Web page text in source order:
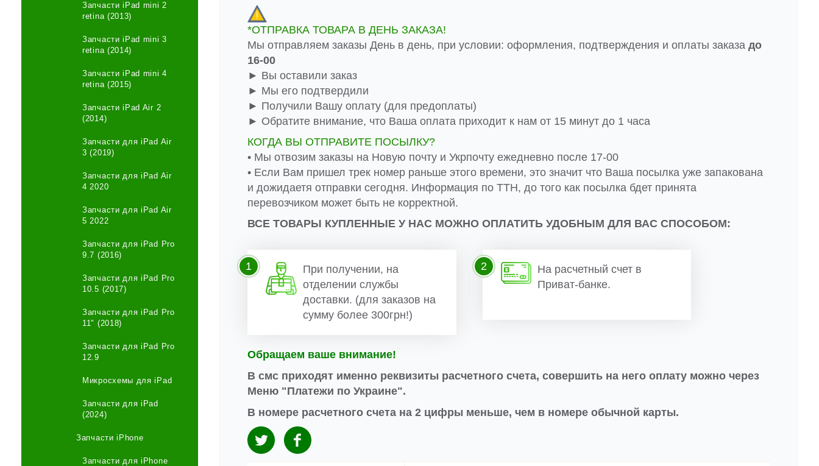
Запчасти iPad mini 2
retina (2013)
Запчасти iPad mini 3
retina (2014)
Запчасти iPad mini 4
retina (2015)
Запчасти iPad Air 2
(2014)
Запчасти для iPad Air
3 (2019)
Запчасти для iPad Air
4 2020
Запчасти для iPad Air
5 2022
Запчасти для iPad Pro
9.7 (2016)
Запчасти для iPad Pro
10.5 (2017)
Запчасти для iPad Pro
11" (2018)
Запчасти для iPad Pro
12.9
Микросхемы для iPad
Запчасти для iPad
(2024)
Запчасти iPhone
Запчасти для iPhone
*ОТПРАВКА ТОВАРА В ДЕНЬ ЗАКАЗА!
Мы отправляем заказы День в день, при условии: оформления, подтверждения и оплаты заказа до
16-00
► Вы оставили заказ
► Мы его подтвердили
► Получили Вашу оплату (для предоплаты)
► Обратите внимание, что Ваша оплата приходит к нам от 15 минут до 1 часа
КОГДА ВЫ ОТПРАВИТЕ ПОСЫЛКУ?
• Мы отвозим заказы на Новую почту и Укрпочту ежедневно после 17-00
• Если Вам пришел трек номер раньше этого времени, это значит что Ваша посылка уже запакована
и дожидаетя отправки сегодня. Информация по ТТН, до того как посылка бдет принята
перевозчиком может быть не корректной.
ВСЕ ТОВАРЫ КУПЛЕННЫЕ У НАС МОЖНО ОПЛАТИТЬ УДОБНЫМ ДЛЯ ВАС СПОСОБОМ:
При получении, на
отделении службы
доставки. (для заказов на
сумму более 300грн!)
1
На расчетный счет в
Приват-банке.
2
Обращаем ваше внимание!
В смс приходят именно реквизиты расчетного счета, совершить на него оплату можно через
Меню "Платежи по Украине".
В номере расчетного счета на 2 цифры меньше, чем в номере обычной карты.